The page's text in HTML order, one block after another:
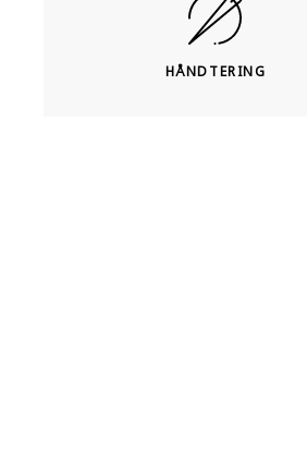
HÅNDTERING